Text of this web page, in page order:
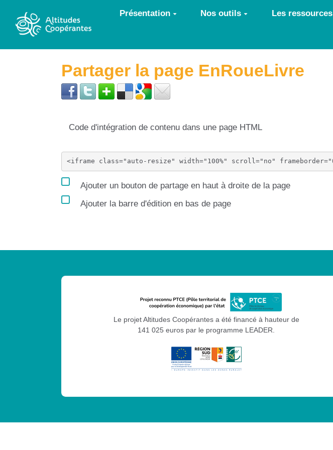
Aller au contenu principal Présentation Nos outils Les ressources
Partager la page EnRoueLivre
Code d'intégration de contenu dans une page HTML
Ajouter un bouton de partage en haut à droite de la page
Ajouter la barre d'édition en bas de page
Le projet Altitudes Coopérantes a été financé à hauteur de
141 025 euros par le programme LEADER.